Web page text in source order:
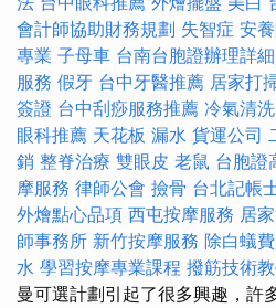
會計師協助財務規劃 失智症 安
專業 子母車 台南台胞證辦理詳
服務 假牙 台中牙醫推薦 居家打
簽證 台中刮痧服務推薦 冷氣清洗
眼科推薦 天花板 漏水 貨運公司
銷 整脊治療 雙眼皮 老鼠 台胞證
摩服務 律師公會 撿骨 台北記帳
外燴點心品項 西屯按摩服務 居
師事務所 新竹按摩服務 除白蟻
水 學習按摩專業課程 撥筋技術
曼可選計劃引起了很多興趣，許